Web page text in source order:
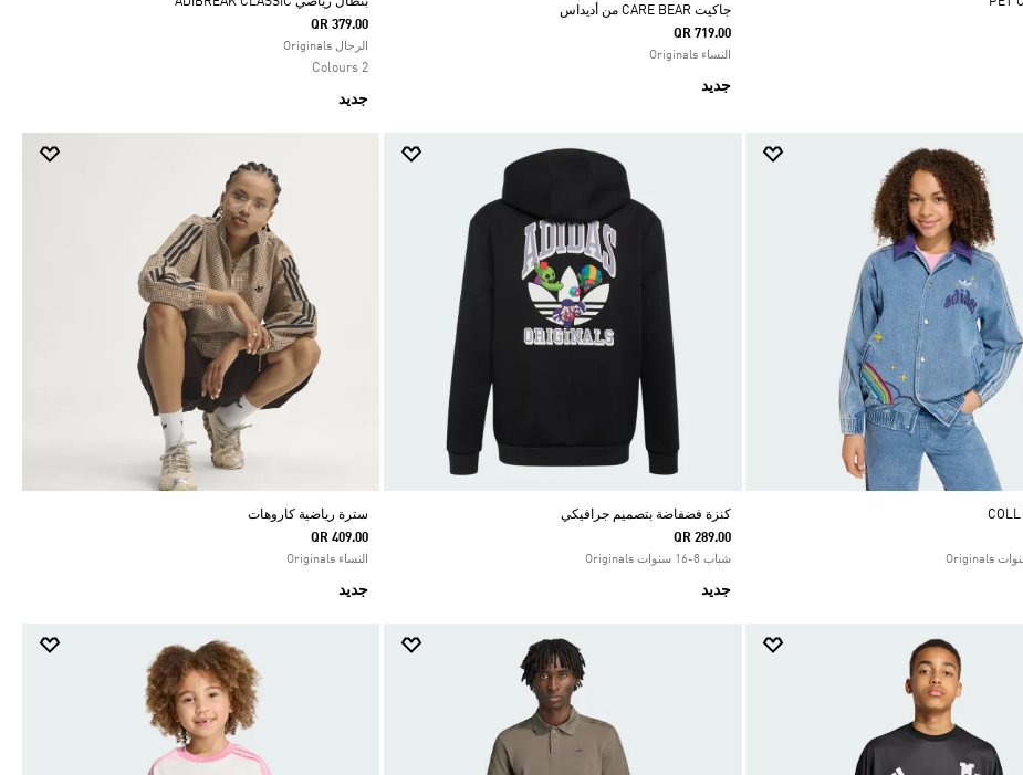
جاكيت CARE BEAR من أديداس
QR 719.00
النساء Originals
جديد
Selected
QR 379.00
الرجال Originals
2 Colours
جديد
COLL
كنزة فضفاضة بتصميم جرافيكي
QR 289.00
شباب 8-16 سنوات Originals
جديد
سترة رياضية كاروهات
QR 409.00
النساء Originals
جديد